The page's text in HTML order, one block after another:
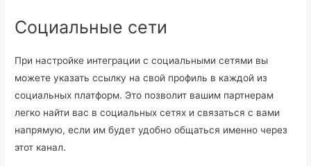
Социальные сети
При настройке интеграции с социальными сетями вы
можете указать ссылку на свой профиль в каждой из
социальных платформ. Это позволит вашим партнерам
легко найти вас в социальных сетях и связаться с вами
напрямую, если им будет удобно общаться именно через
этот канал.